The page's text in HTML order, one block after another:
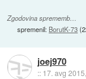
Zgodovina sprememb…
spremenil: BorutK-73(
joej970
:: 17. avg